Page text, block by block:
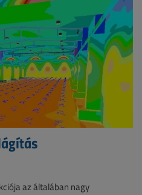
az általában nagy